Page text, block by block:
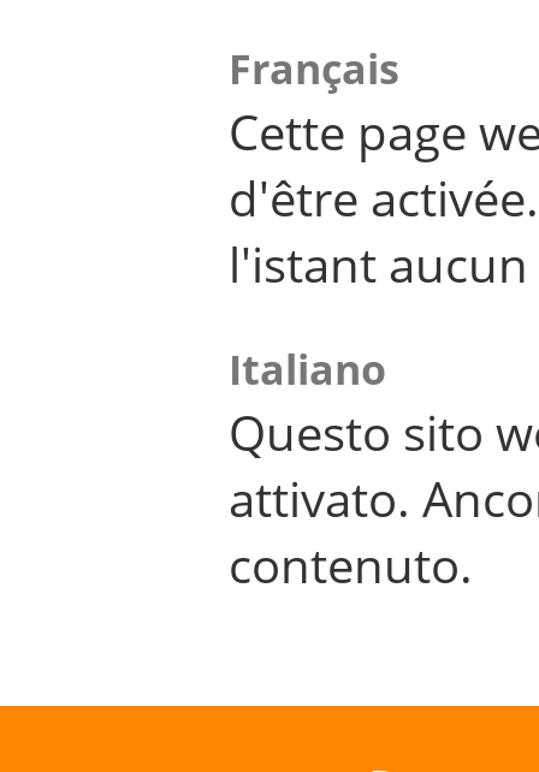
Français
Cette page
d'être
l'istant
Italiano
Questo sito
attivato.
contenuto.